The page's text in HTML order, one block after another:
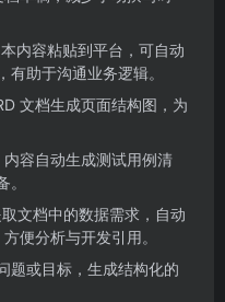
内容粘贴到平台，可自动
助于沟通业务逻辑。
文档生成页面结构图，为
容自动生成测试用例清
文档中的数据需求，自动
便分析与开发引用。
或目标，生成结构化的